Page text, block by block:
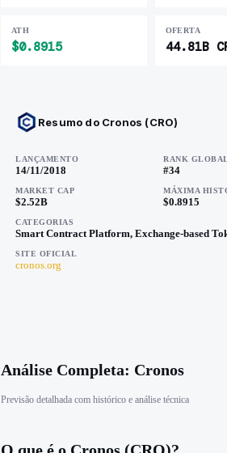
ATH
$0.8915
OFERTA
44.81B
Resumo do Cronos (CRO)
LANÇAMENTO
14/11/2018
RANK
#34
MARKET CAP
$2.52B
MÁXIMA
$0.8915
CATEGORIAS
Smart Contract Platform, Exchange-based
SITE OFICIAL
cronos.org
Análise Completa: Cronos
Previsão detalhada com histórico e análise técnica